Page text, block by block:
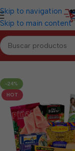
Skip to navigation
Skip to main content
Inicio/CIENFUEGOS/
-24%
HOT